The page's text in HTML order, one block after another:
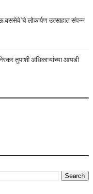
बससेवे’चे लोकार्पण उत्साहात संपन्न
तुपाशी अधिकाऱ्यांच्या आयडी